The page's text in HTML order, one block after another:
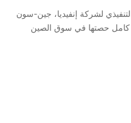
لشركة إنفيديا، جين-سون
كامل حصتها في سوق الصين